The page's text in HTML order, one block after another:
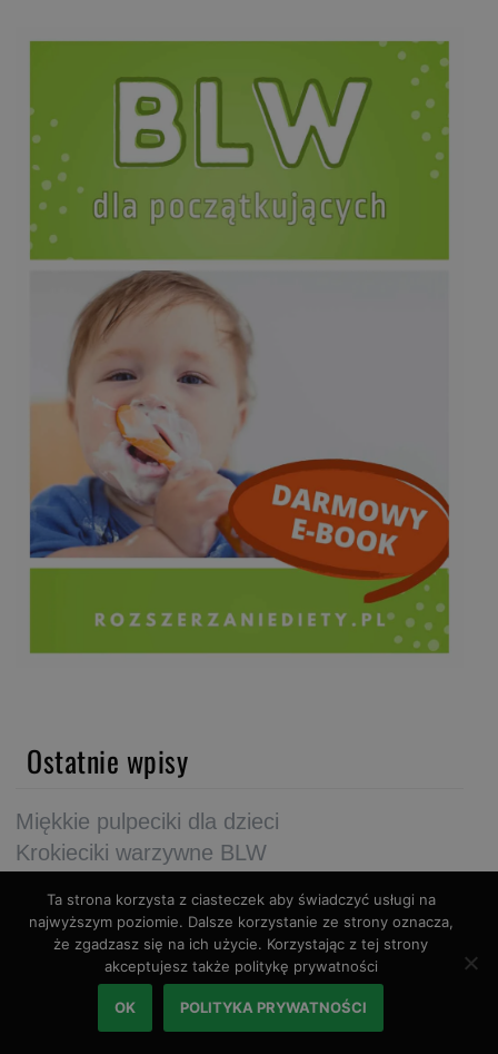
Ostatnie wpisy
Miękkie pulpeciki dla dzieci
Krokieciki warzywne BLW
Jakie warzywa dla niemowlaka i kiedy
wprowadzić?
Jakie owoce dla niemowlaka i kiedy
wprowadzić?
Woda dla niemowląt – ranking
Ta strona korzysta z ciasteczek aby świadczyć usługi na
najwyższym poziomie. Dalsze korzystanie ze strony oznacza,
że zgadzasz się na ich użycie. Korzystając z tej strony
akceptujesz także politykę prywatności
OK POLITYKA PRYWATNOŚCI